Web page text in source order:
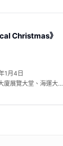
Christmas》
1月4日
廈展覽大堂、海運大廈